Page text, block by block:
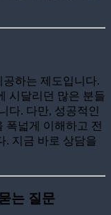
하는 제도입니다.
시달리던 많은 분들
다. 다만, 성공적인
폭넓게 이해하고 전
. 지금 바로 상담을
는 질문